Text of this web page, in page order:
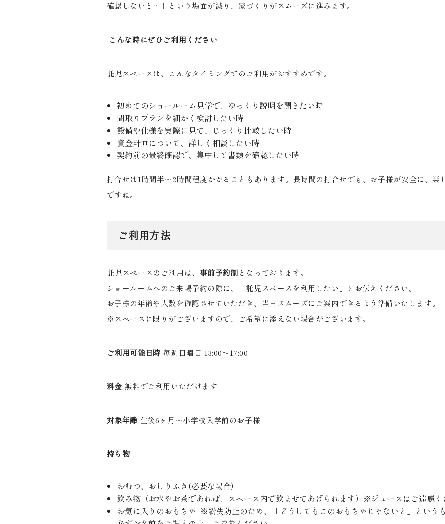
確認しないと…」という場面が減り、家づくりがスムーズに進みます。
こんな時にぜひご利用ください
託児スペースは、こんなタイミングでのご利用がおすすめです。
初めてのショールーム見学で、ゆっくり説明を聞きたい時
間取りプランを細かく検討したい時
設備や仕様を実際に見て、じっくり比較したい時
資金計画について、詳しく相談したい時
契約前の最終確認で、集中して書類を確認したい時
打合せは1 時間半～2時間程度かかることもあります。長時間の打合せでも、お子様が安全に、楽
ですね。
ご利用方法
託児スペースのご利用は、 事前予約制 となっております。
ショールームへのご来場予約の際に、「託児スペースを利用したい」とお伝えください。
お子様の年齢や人数を確認させていただき、当日スムーズにご案内できるよう準備いたします。
※スペースに限りがございますので、ご希望に添えない場合がございます。
ご利用可能日時 毎週日曜日 13:00～17:00
料金 無料でご利用いただけます
対象年齢 生後6ヶ月～小学校入学前のお子様
持ち物
おむつ、おしりふき (必要な場合)
飲み物（お水やお茶であれば、スペース内で飲ませてあげられます）※ジュースはご遠慮く
お気に入りのおもちゃ ※紛失防止のため、「どうしてもこのおもちゃじゃないと」というも